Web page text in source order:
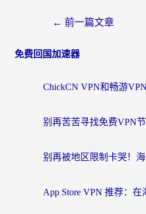
← 前一篇文章
免费回国加速器